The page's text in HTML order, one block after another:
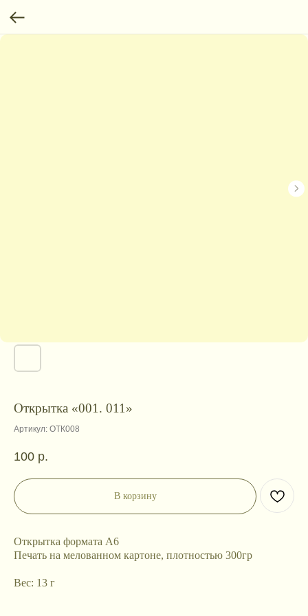
Открытка «001. 011»
Артикул: ОТК008
100 р.
В корзину
Открытка формата А6
Печать на мелованном картоне, плотностью 300гр
Вес: 13 г